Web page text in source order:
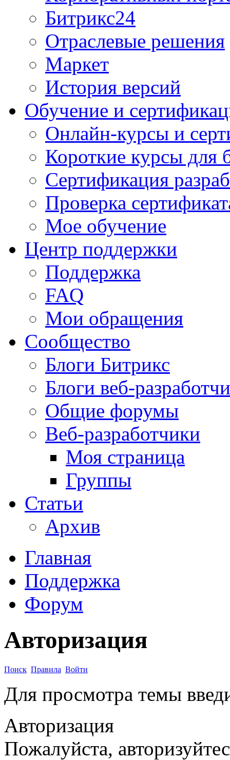
Битрикс24
Отраслевые решения
Маркет
История версий
Обучение и
Онлайн-курсы и
Короткие курсы для
Сертификация
Проверка
Мое обучение
Центр поддержки
Поддержка
FAQ
Мои обращения
Сообщество
Блоги Битрикс
Блоги веб-
Общие форумы
Веб-разработчики
Моя страница
Группы
Статьи
Архив
Главная
Поддержка
Форум
Авторизация
Поиск Правила Войти
Для просмотра темы
Авторизация
Пожалуйста,